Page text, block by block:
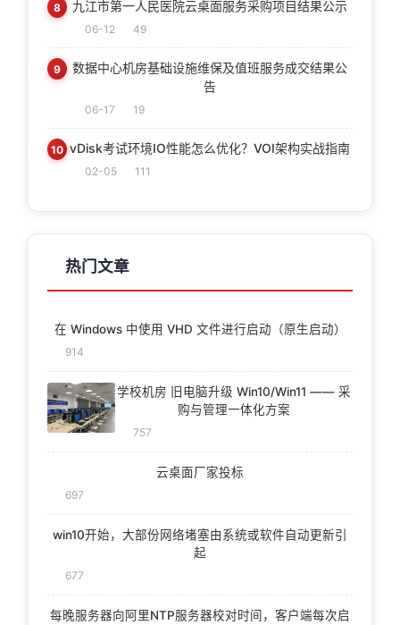
8 九江市第一人民医院云桌面服务采购项目结果公示
06-12 49
9
数据中心机房基础设施维保及值班服务成交结果公
告
06-17 19
10 vDisk考试环境IO性能怎么优化？VOI架构实战指南
02-05 111
热门文章
在 Windows 中使用 VHD 文件进行启动（原生启动）
914
学校机房 旧电脑升级 Win10/Win11 —— 采
购与管理一体化方案
757
云桌面厂家投标
697
win10开始，大部份网络堵塞由系统或软件自动更新引
起
677
每晚服务器向阿里NTP服务器校对时间，客户端每次启